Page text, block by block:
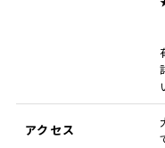
アクセス